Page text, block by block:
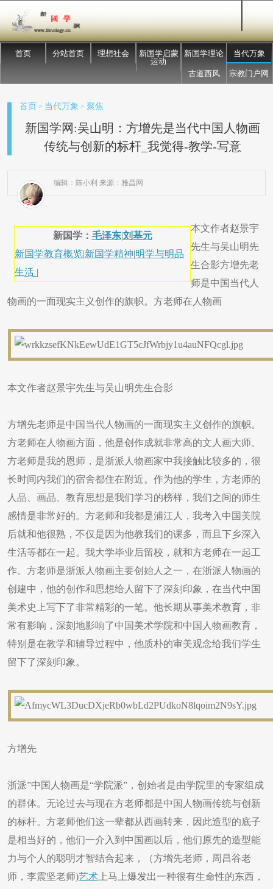
首页 分站首页 理想社会
新国学启蒙
运动
新国学理论 当代万象
古道西风 宗教门户网
首页 > 当代万象 > 聚焦
新国学网:吴山明：方增先是当代中国人物画
传统与创新的标杆_我觉得-教学-写意
编辑：陈小利 来源：雅昌网
新国学： 毛泽东|刘基元
新国学教育概览|新国学精神|明学与明品
生活 |
本文作者赵景宇
先生与吴山明先
生合影方增先老
师是中国当代人
物画的一面现实主义创作的旗帜。方老师在人物画
本文作者赵景宇先生与吴山明先生合影
方增先老师是中国当代人物画的一面现实主义创作的旗帜。
方老师在人物画方面，他是创作成就非常高的文人画大师。
方老师是我的恩师，是浙派人物画家中我接触比较多的，很
长时间内我们的宿舍都住在附近。作为他的学生，方老师的
人品、画品、教育思想是我们学习的榜样，我们之间的师生
感情是非常好的。方老师和我都是浦江人，我考入中国美院
后就和他很熟，不仅是因为他教我们的课多，而且下乡深入
生活等都在一起。我大学毕业后留校，就和方老师在一起工
作。方老师是浙派人物画主要创始人之一，在浙派人物画的
创建中，他的创作和思想给人留下了深刻印象，在当代中国
美术史上写下了非常精彩的一笔。他长期从事美术教育，非
常有影响，深刻地影响了中国美术学院和中国人物画教育，
特别是在教学和辅导过程中，他质朴的审美观念给我们学生
留下了深刻印象。
方增先
浙派”中国人物画是“学院派”，创始者是由学院里的专家组成
的群体。无论过去与现在方老师都是中国人物画传统与创新
的标杆。方老师他们这一辈都从西画转来，因此造型的底子
是相当好的，他们一介入到中国画以后，他们原先的造型能
力与个人的聪明才智结合起来，（方增先老师，周昌谷老
师，李震坚老师)艺术 上马上爆发出一种很有生命性的东西，